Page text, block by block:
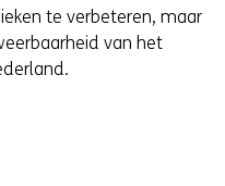
te verbeteren, maar
van het